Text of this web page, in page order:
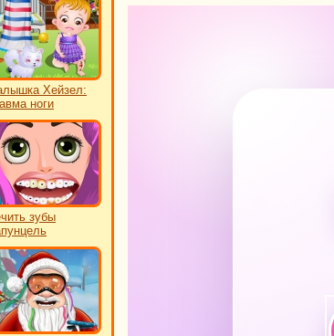
Хейзел:
ноги
зубы